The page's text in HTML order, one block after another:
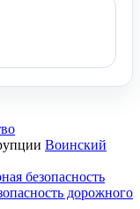
Воинский
безопасность
дорожного